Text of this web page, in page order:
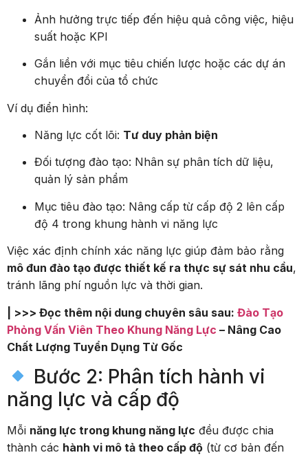
Ảnh hưởng trực tiếp đến hiệu quả công việc, hiệu
suất hoặc KPI
Gắn liền với mục tiêu chiến lược hoặc các dự án
chuyển đổi của tổ chức
Ví dụ điển hình:
Năng lực cốt lõi: Tư duy phản biện
Đối tượng đào tạo: Nhân sự phân tích dữ liệu,
quản lý sản phẩm
Mục tiêu đào tạo: Nâng cấp từ cấp độ 2 lên cấp
độ 4 trong khung hành vi năng lực
Việc xác định chính xác năng lực giúp đảm bảo rằng
mô đun đào tạo được thiết kế ra thực sự sát nhu cầu,
tránh lãng phí nguồn lực và thời gian.
| >>> Đọc thêm nội dung chuyên sâu sau: Đào Tạo
Phỏng Vấn Viên Theo Khung Năng Lực – Nâng Cao
Chất Lượng Tuyển Dụng Từ Gốc
Bước 2: Phân tích hành vi
năng lực và cấp độ
Mỗi năng lực trong khung năng lực đều được chia
thành các hành vi mô tả theo cấp độ (từ cơ bản đến